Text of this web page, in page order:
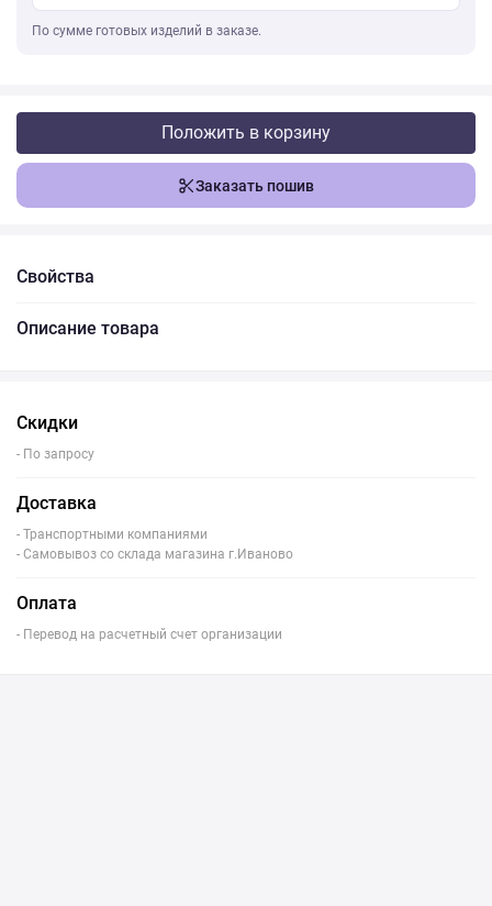
По сумме готовых изделий в заказе.
Положить в корзину
Заказать пошив
Свойства
Описание товара
Скидки
- По запросу
Доставка
- Транспортными компаниями
- Самовывоз со склада магазина г.Иваново
Оплата
- Перевод на расчетный счет организации